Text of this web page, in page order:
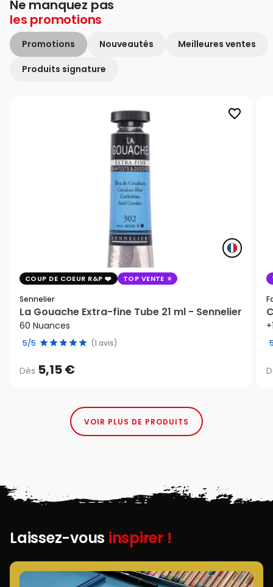
Ne manquez pas
les promotions
Promotions Nouveautés Meilleures ventes
Produits signature
favorite_border
COUP DE COEUR R&P TOP VENTE
Sennelier
La Gouache Extra-fine Tube 21 ml - Sennelier
60 Nuances
5/5 (1 avis)
Dès 5,15 €
VOIR PLUS DE PRODUITS
Laissez-vous inspirer !